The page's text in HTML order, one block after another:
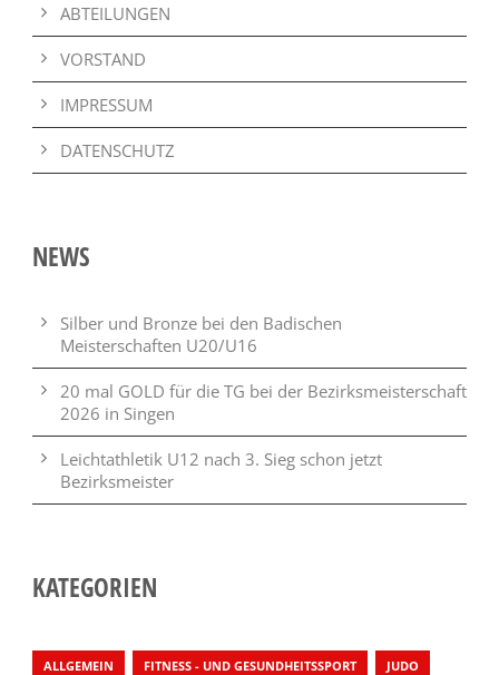
ABTEILUNGEN
VORSTAND
IMPRESSUM
DATENSCHUTZ
NEWS
Silber und Bronze bei den Badischen
Meisterschaften U20/U16
20 mal GOLD für die TG bei der Bezirksmeisterschaft
2026 in Singen
Leichtathletik U12 nach 3. Sieg schon jetzt
Bezirksmeister
KATEGORIEN
ALLGEMEIN FITNESS - UND GESUNDHEITSSPORT JUDO